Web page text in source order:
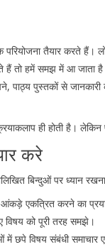
परियोजना तैयार करते
तो हमें समझ में आ जाता है
पाठ्य पुस्तकों से
ही होती है। लेकिन
करे
बिन्दुओं पर ध्यान
आंकड़े एकत्रित करने का
विषय को पूरी तरह समझे।
में छपे विषय संबंधी समाचार